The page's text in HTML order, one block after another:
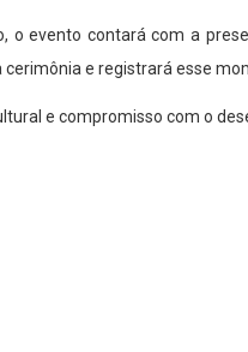
o evento contará com a
e registrará esse
e compromisso com o